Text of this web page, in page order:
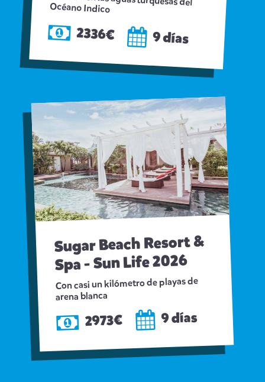
Océano Indico
2336€ 9 días
Sugar Beach Resort &
Spa - Sun Life 2026
Con casi un kilómetro de playas de
arena blanca
2973€ 9 días